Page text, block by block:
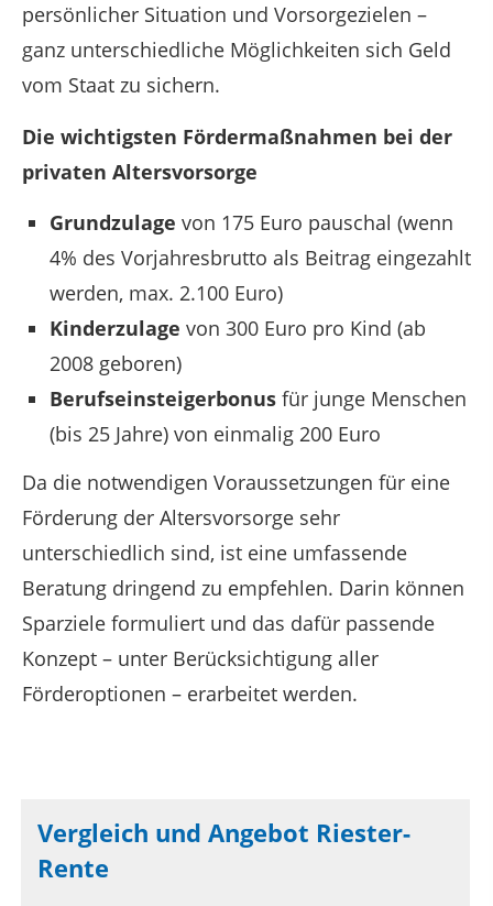
persönlicher Situation und Vorsorgezielen –
ganz unterschiedliche Möglichkeiten sich Geld
vom Staat zu sichern.
Die wichtigsten Fördermaßnahmen bei der
privaten Altersvorsorge
Grundzulage von 175 Euro pauschal (wenn
4% des Vorjahresbrutto als Beitrag eingezahlt
werden, max. 2.100 Euro)
Kinderzulage von 300 Euro pro Kind (ab
2008 geboren)
Berufseinsteigerbonus für junge Menschen
(bis 25 Jahre) von einmalig 200 Euro
Da die notwendigen Voraussetzungen für eine
Förderung der Altersvorsorge sehr
unterschiedlich sind, ist eine umfassende
Beratung dringend zu empfehlen. Darin können
Sparziele formuliert und das dafür passende
Konzept – unter Berücksichtigung aller
Förderoptionen – erarbeitet werden.
Vergleich und Angebot Riester-
Rente